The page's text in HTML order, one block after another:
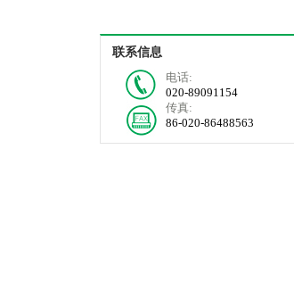
联系信息
电话:
020-89091154
传真:
86-020-86488563